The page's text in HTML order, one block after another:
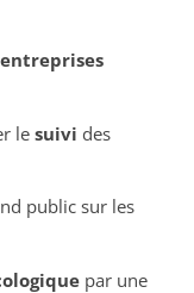
le suivi des
public sur les
par une